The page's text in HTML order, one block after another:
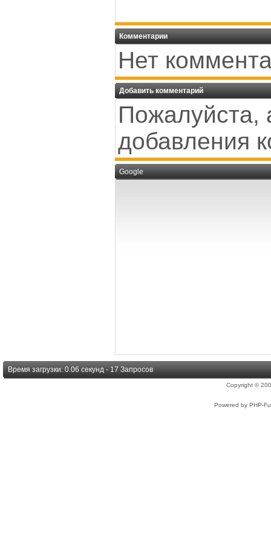
Комментарии
Нет
Добавить комментарий
Пожалуйста,
добавления
Google
Время загрузки: 0.06 секунд - 17 Запросов
Copyright ©
Powered by PHP-